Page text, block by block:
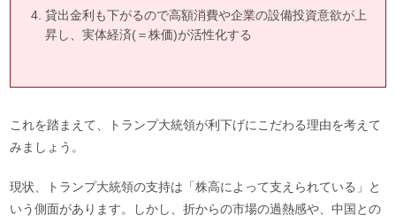
貸出金利も下がるので高額消費や企業の設備投資意欲が上
昇し、実体経済(＝株価)が活性化する
これを踏まえて、トランプ大統領が利下げにこだわる理由を考えて
みましょう。
現状、トランプ大統領の支持は「株高によって支えられている」と
いう側面があります。しかし、折からの市場の過熱感や、中国との